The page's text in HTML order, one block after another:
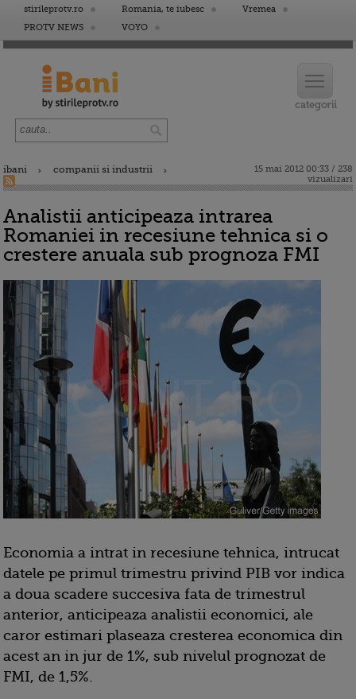
stirileprotv.ro Romania, te iubesc
Vremea
PROTV NEWS
VOYO
ibani companii si industrii
15 mai 2012 00:33 / 238
vizualizari
Analistii anticipeaza intrarea
Romaniei in recesiune tehnica si o
crestere anuala sub prognoza FMI
Economia a intrat in recesiune tehnica, intrucat
datele pe primul trimestru privind PIB vor indica
a doua scadere succesiva fata de trimestrul
anterior, anticipeaza analistii economici, ale
caror estimari plaseaza cresterea economica din
acest an in jur de 1%, sub nivelul prognozat de
FMI, de 1,5%.